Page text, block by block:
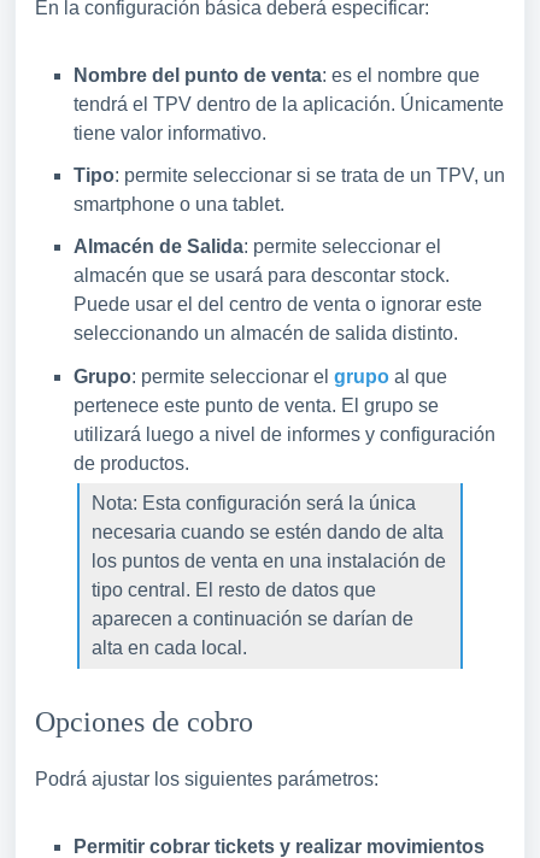
En la configuración básica deberá especificar:
Nombre del punto de venta: es el nombre que
tendrá el TPV dentro de la aplicación. Únicamente
tiene valor informativo.
Tipo: permite seleccionar si se trata de un TPV, un
smartphone o una tablet.
Almacén de Salida: permite seleccionar el
almacén que se usará para descontar stock.
Puede usar el del centro de venta o ignorar este
seleccionando un almacén de salida distinto.
Grupo: permite seleccionar el grupo al que
pertenece este punto de venta. El grupo se
utilizará luego a nivel de informes y configuración
de productos.
Nota: Esta configuración será la única
necesaria cuando se estén dando de alta
los puntos de venta en una instalación de
tipo central. El resto de datos que
aparecen a continuación se darían de
alta en cada local.
Opciones de cobro
Podrá ajustar los siguientes parámetros:
Permitir cobrar tickets y realizar movimientos